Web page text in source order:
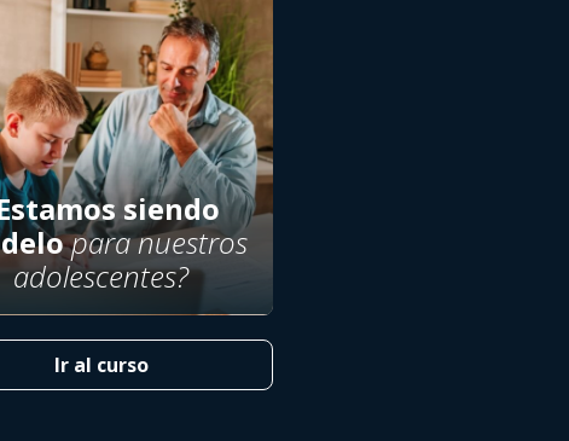
siendo
para nuestros
adolescentes?
Ir al curso